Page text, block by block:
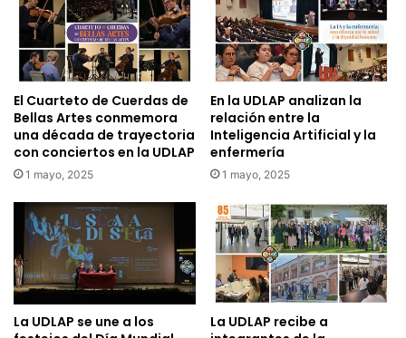
El Cuarteto de Cuerdas de
Bellas Artes conmemora
una década de trayectoria
con conciertos en la UDLAP
1 mayo, 2025
En la UDLAP analizan la
relación entre la
Inteligencia Artificial y la
enfermería
1 mayo, 2025
La UDLAP se une a los
La UDLAP recibe a